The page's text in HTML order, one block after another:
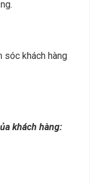
sóc khách hàng
khách hàng: